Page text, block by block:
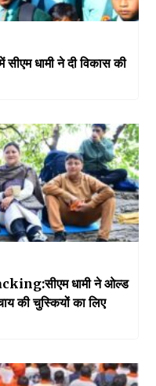
धामी ने दी विकास की
धामी ने ओल्ड
की चुस्कियों का लिए